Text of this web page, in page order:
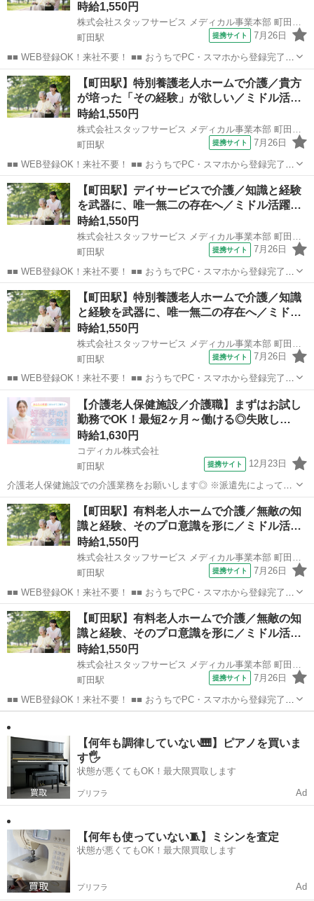
時給1,550円
株式会社スタッフサービス メディカル事業本部 町田介護オフィス
町田駅
提携サイト 7月26日
■■ WEB登録OK！来社不要！ ■■ おうちでPC・スマホから登録完了！
電話・メールでお仕事を紹介していくので、来社は不要♪ 業界最大級
のお仕事の中から、 あなたの「叶えたい」を叶えられる職場をご紹介
します！ ■■ 資...
東京 町田市 町田駅 介護
【町田駅】特別養護老人ホームで介護／貴方
が培った「その経験」が欲しい／ミドル活…
時給1,550円
株式会社スタッフサービス メディカル事業本部 町田介護オフィス
町田駅
提携サイト 7月26日
■■ WEB登録OK！来社不要！ ■■ おうちでPC・スマホから登録完了！
電話・メールでお仕事を紹介していくので、来社は不要♪ 業界最大級
のお仕事の中から、 あなたの「叶えたい」を叶えられる職場をご紹介
します！ ■■ 資...
東京 町田市 町田駅 その他
【町田駅】デイサービスで介護／知識と経験
を武器に、唯一無二の存在へ／ミドル活躍…
時給1,550円
町田駅
提携サイト 7月26日
■■ WEB登録OK！来社不要！ ■■ おうちでPC・スマホから登録完了！
電話・メールでお仕事を紹介していくので、来社は不要♪ 業界最大級
のお仕事の中から、 あなたの「叶えたい」を叶えられる職場をご紹介
します！ ■■ 資...
東京 町田市 町田駅 介護
【町田駅】特別養護老人ホームで介護／知識
と経験を武器に、唯一無二の存在へ／ミド…
時給1,550円
町田駅
提携サイト 7月26日
■■ WEB登録OK！来社不要！ ■■ おうちでPC・スマホから登録完了！
電話・メールでお仕事を紹介していくので、来社は不要♪ 業界最大級
のお仕事の中から、 あなたの「叶えたい」を叶えられる職場をご紹介
します！ ■■ 資...
東京 町田市 町田駅 その他
【介護老人保健施設／介護職】まずはお試し
勤務でOK！最短2ヶ月～働ける◎失敗し…
時給1,630円
コディカル株式会社
町田駅
提携サイト 12月23日
介護老人保健施設での介護業務をお願いします◎ ※派遣先によって業
務内容の詳細は異なります。 【業務内容の一例】 ■食事介助 ■入浴介
助 ■排せつ介助 ■生活援助 ■レクリエーション ■介護記録作成 等 「聞
いていた内容と...
東京 町田市 町田駅 介護
【町田駅】有料老人ホームで介護／無敵の知
識と経験、そのプロ意識を形に／ミドル活…
時給1,550円
株式会社スタッフサービス メディカル事業本部 町田介護オフィス
町田駅
提携サイト 7月26日
■■ WEB登録OK！来社不要！ ■■ おうちでPC・スマホから登録完了！
電話・メールでお仕事を紹介していくので、来社は不要♪ 業界最大級
のお仕事の中から、 あなたの「叶えたい」を叶えられる職場をご紹介
します！ ■■ 資...
東京 町田市 町田駅 その他
【町田駅】有料老人ホームで介護／無敵の知
識と経験、そのプロ意識を形に／ミドル活…
時給1,550円
株式会社スタッフサービス メディカル事業本部 町田介護オフィス
町田駅
提携サイト 7月26日
■■ WEB登録OK！来社不要！ ■■ おうちでPC・スマホから登録完了！
電話・メールでお仕事を紹介していくので、来社は不要♪ 業界最大級
のお仕事の中から、 あなたの「叶えたい」を叶えられる職場をご紹介
します！ ■■ 資...
【何年も調律していない🎹】ピアノを買いま
す🖐️
状態が悪くてもOK！最大限買取します
プリフラ Ad
【何年も使っていない🧵】ミシンを査定
状態が悪くてもOK！最大限買取します
プリフラ Ad